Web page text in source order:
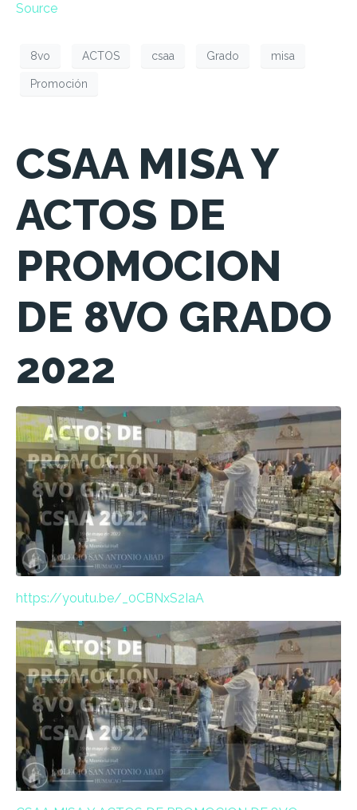
Source
8vo ACTOS csaa Grado misa
Promoción
CSAA MISA Y
ACTOS DE
PROMOCION
DE 8VO GRADO
2022
https://youtu.be/_0CBNxS2IaA